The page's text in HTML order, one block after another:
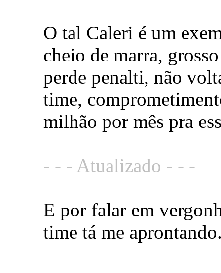
O tal Caleri é um
cheio de marra,
perde penalti, não
time,
milhão por mês pra
- - - Atualizado - - -
E por falar em
time tá me